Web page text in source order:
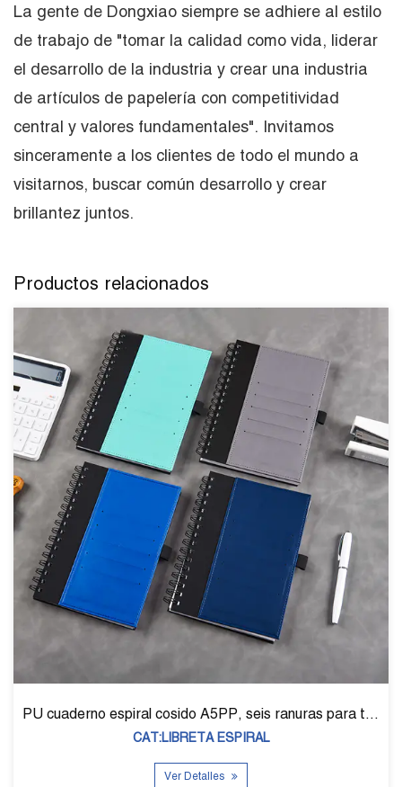
La gente de Dongxiao siempre se adhiere al estilo
de trabajo de "tomar la calidad como vida, liderar
el desarrollo de la industria y crear una industria
de artículos de papelería con competitividad
central y valores fundamentales". Invitamos
sinceramente a los clientes de todo el mundo a
visitarnos, buscar común desarrollo y crear
brillantez juntos.
Productos relacionados
PU cuaderno espiral cosido A5PP, seis ranuras para tarjetas y un bolígrafo
CAT:LIBRETA ESPIRAL
Ver Detalles